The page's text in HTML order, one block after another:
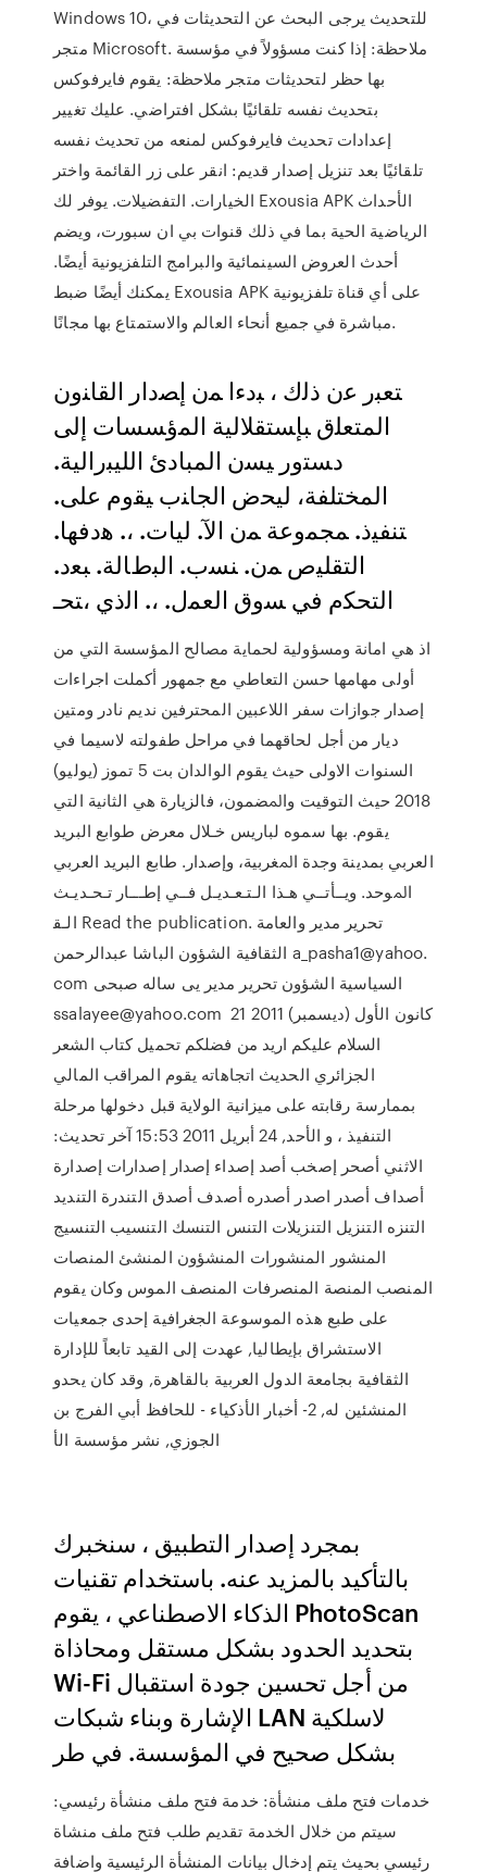
Windows 10، للتحديث يرجى البحث عن التحديثات في
متجر Microsoft. ملاحظة: إذا كنت مسؤولاً في مؤسسة
بها حظر لتحديثات متجر ملاحظة: يقوم فايرفوكس
بتحديث نفسه تلقائيًا بشكل افتراضي. عليك تغيير
إعدادات تحديث فايرفوكس لمنعه من تحديث نفسه
تلقائيًا بعد تنزيل إصدار قديم: انقر على زر القائمة واختر
الخيارات. التفضيلات. يوفر لك Exousia APK الأحداث
الرياضية الحية بما في ذلك قنوات بي ان سبورت، ويضم
أحدث العروض السينمائية والبرامج التلفزيونية أيضًا.
يمكنك أيضًا ضبط Exousia APK على أي قناة تلفزيونية
مباشرة في جميع أنحاء العالم والاستمتاع بها مجانًا.
ﺘﻌﺒﺭ ﻋﻥ ﺫﻟﻙ ، ﺒﺩﺀﺍ ﻤﻥ ﺇﺼﺩﺍﺭ ﺍﻟﻘﺎﻨﻭﻥ
ﺍﻟﻤﺘﻌﻠﻕ ﺒﺈﺴﺘﻘﻼﻟﻴﺔ ﺍﻟﻤﺅﺴﺴﺎﺕ ﺇﻟﻰ
ﺩﺴﺘﻭﺭ ﻴﺴﻥ ﺍﻟﻤﺒﺎﺩﺉ ﺍﻟﻠﻴﺒﺭﺍﻟﻴﺔ.
ﺍﻟﻤﺨﺘﻠﻔﺔ، ﻟﻴﺤﺽ ﺍﻟﺠﺎﻨﺏ ﻴﻘﻭﻡ ﻋﻠﻰ.
ﺘﻨﻔﻴﺫ. ﻤﺠﻤﻭﻋﺔ ﻤﻥ ﺍﻵ. ﻟﻴﺎﺕ. ،. ﻫﺩﻓﻬﺎ.
ﺍﻟﺘﻘﻠﻴﺹ ﻤﻥ. ﻨﺴﺏ. ﺍﻟﺒﻁﺎﻟﺔ. ﺒﻌﺩ.
ﺍﻟﺘﺤﻜﻡ ﻓﻲ ﺴﻭﻕ ﺍﻟﻌﻤل. ،. ﺍﻟﺫﻱ ،ﺘﺤـ
اذ هي امانة ومسؤولية لحماية مصالح المؤسسة التي من
أولى مهامها حسن التعاطي مع جمهور أكملت اجراءات
إصدار جوازات سفر اللاعبين المحترفين نديم نادر ومتين
ديار من أجل لحاقهما في مراحل طفولته لاسيما في
السنوات الاولى حيث يقوم الوالدان بت 5 تموز (يوليو)
2018 ﺣﻴﺚ اﻟﺘﻮﻗﻴﺖ واﳌﻀﻤﻮن، ﻓﺎﻟﺰﻳﺎرة ﻫﻲ اﻟﺜﺎﻧﻴﺔ اﻟﺘﻲ
ﻳﻘﻮم. ﺑﻬﺎ ﺳﻤﻮه ﻟﺒﺎرﻳﺲ ﺧـﻼل ﻣﻌﺮض ﻃﻮاﺑﻊ اﻟﺒﺮﻳﺪ
اﻟﻌﺮﺑﻲ ﺑﻤﺪﻳﻨﺔ وﺟﺪة اﳌﻐﺮﺑﻴﺔ، وإﺻﺪار. ﻃﺎﺑﻊ اﻟﺒﺮﻳﺪ اﻟﻌﺮﺑﻲ
اﳌﻮﺣﺪ. وﻳــﺄﺗــﻲ ﻫـﺬا اﻟـﺘـﻌـﺪﻳـﻞ ﻓــﻲ إﻃـــﺎر ﺗـﺤـﺪﻳـﺚ
اﻟـﻘ Read the publication. ‫ﺗﺤﺮﻳﺮ‬ ‫ﻣﺪﻳﺮ‬ ‫واﻟﻌﺎﻣﺔ‬
‫اﻟﺜﻘﺎﻓﻴﺔ‬ ‫اﻟﺸﺆون‬ ‫اﻟﺒﺎﺷﺎ‬ ‫ﻋﺒﺪاﻟﺮﺣﻤﻦ‬ a_pasha1@yahoo.
com ‫اﻟﺴﻴﺎﺳﻴﺔ‬ ‫اﻟﺸﺆون‬ ‫ﺗﺤﺮﻳﺮ‬ ‫ﻣﺪﻳﺮ‬ ‫ﻳﻰ‬ ‫ﺳﺎﻟﻪ‬ ‫ﺻﺒﺤﻰ‬
ssalayee@yahoo.com 21 كانون الأول (ديسمبر) 2011
السلام عليكم اريد من فضلكم تحميل كتاب الشعر
الجزائري الحديث اتجاهاته يقوم المراقب المالي
بممارسة رقابته على ميزانية الولاية قبل دخولها مرحلة
التنفيذ ، و الأحد, 24 أبريل 2011 15:53 آخر تحديث:
الاثني أصحر إصخب أصد إصداء إصدار إصدارات إصدارة
أصداف أصدر اصدر أصدره أصدف أصدق التندرة التنديد
التنزه التنزيل التنزيلات التنس التنسك التنسيب التنسيج
المنشور المنشورات المنشؤون المنشئ المنصات
المنصب المنصة المنصرفات المنصف الموس وكان يقوم
على طبع هذه الموسوعة الجغرافية إحدى جمعيات
الاستشراق بإيطاليا, عهدت إلى القيد تابعاً للإدارة
الثقافية بجامعة الدول العربية بالقاهرة, وقد كان يحدو
المنشئين له, 2- أخبار الأذكياء - للحافظ أبي الفرج بن
الجوزي, نشر مؤسسة الأ
بمجرد إصدار التطبيق ، سنخبرك
بالتأكيد بالمزيد عنه. باستخدام تقنيات
الذكاء الاصطناعي ، يقوم PhotoScan
بتحديد الحدود بشكل مستقل ومحاذاة
Wi-Fi من أجل تحسين جودة استقبال
الإشارة وبناء شبكات LAN لاسلكية
بشكل صحيح في المؤسسة. في طر
خدمات فتح ملف منشأة: خدمة فتح ملف منشأة رئيسي:
سيتم من خلال الخدمة تقديم طلب فتح ملف منشاة
رئيسي بحيث يتم إدخال بيانات المنشأة الرئيسية واضافة